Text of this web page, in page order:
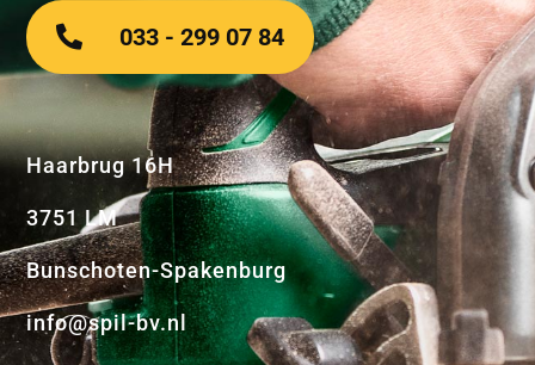
Haarbrug 16H
3751 LM
Bunschoten-Spakenburg
info@spil-bv.nl
033 - 299 07 84